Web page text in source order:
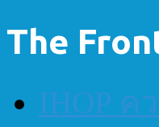
The
IHOP ค